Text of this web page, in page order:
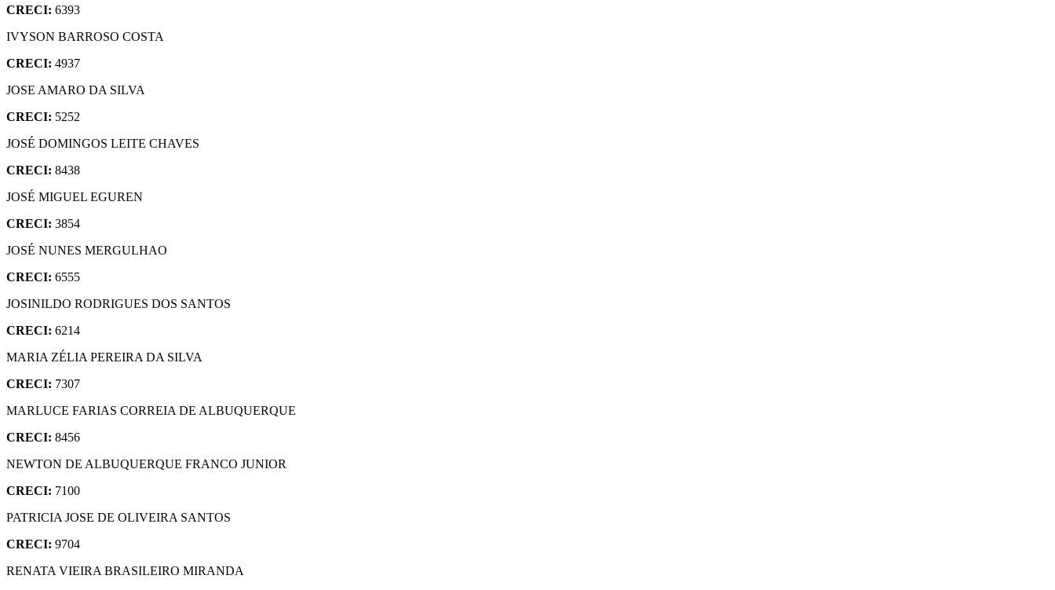
CRECI: 6393
IVYSON BARROSO COSTA
CRECI: 4937
JOSE AMARO DA SILVA
CRECI: 5252
JOSÉ DOMINGOS LEITE CHAVES
CRECI: 8438
JOSÉ MIGUEL EGUREN
CRECI: 3854
JOSÉ NUNES MERGULHAO
CRECI: 6555
JOSINILDO RODRIGUES DOS SANTOS
CRECI: 6214
MARIA ZÉLIA PEREIRA DA SILVA
CRECI: 7307
MARLUCE FARIAS CORREIA DE ALBUQUERQUE
CRECI: 8456
NEWTON DE ALBUQUERQUE FRANCO JUNIOR
CRECI: 7100
PATRICIA JOSE DE OLIVEIRA SANTOS
CRECI: 9704
RENATA VIEIRA BRASILEIRO MIRANDA